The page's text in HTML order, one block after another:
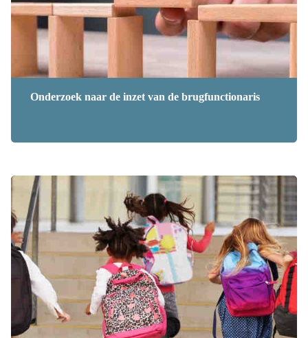
Onderzoek naar de inzet van de brugfunctionaris